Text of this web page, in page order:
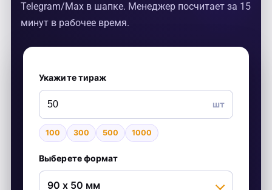
Telegram/Max в шапке. Менеджер посчитает за 15
минут в рабочее время.
Укажите тираж
шт
100 300 500 1000
Выберете формат